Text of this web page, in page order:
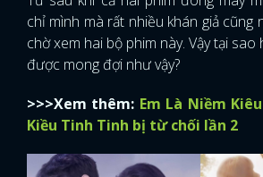
chỉ mình mà rất nhiều khán giả cũng
chờ xem hai bộ phim này. Vậy tại sao
được mong đợi như vậy?
>>>Xem thêm: Em Là Niềm
Kiều Tinh Tinh bị từ chối lần 2